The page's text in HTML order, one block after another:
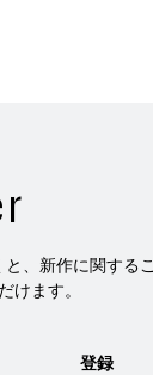
、新作に関する
けます。
登録